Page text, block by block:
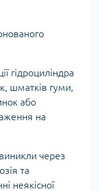
гідроциліндра
шматків гуми,
або
на
через
та
неякісної